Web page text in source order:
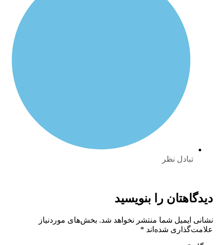
را بنویسید
شما منتشر نخواهد شد.
بخش‌های موردنیاز
شده‌اند *